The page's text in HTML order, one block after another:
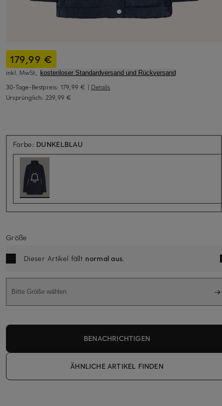
179,99 €
inkl. MwSt., kostenloser Standardversand und Rückversand
30-Tage-Bestpreis: 179,99 € | Details
Ursprünglich: 239,99 €
Farbe: DUNKELBLAU
Größe
Dieser Artikel fällt normal aus.
Bitte Größe wählen
BENACHRICHTIGEN
ÄHNLICHE ARTIKEL FINDEN